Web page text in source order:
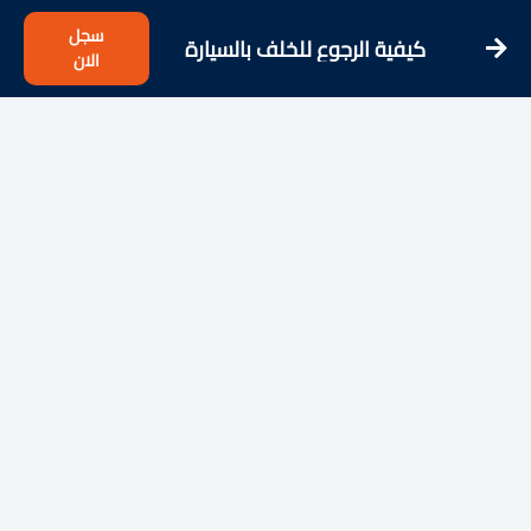
كيفية الرجوع للخلف بالسيارة
الأوتوماتيك
سجل
الان